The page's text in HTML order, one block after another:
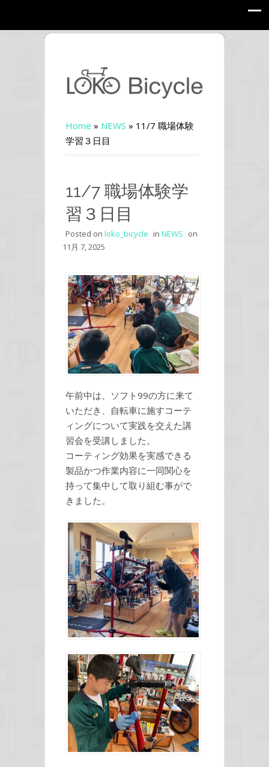
Home » NEWS » 11/7 職場体験
学習３日目
11/7 職場体験学
習３日目
Posted on loko_bicycle in NEWS on
11月 7, 2025
午前中は、ソフト99の方に来て
いただき、自転車に施すコーテ
ィングについて実践を交えた講
習会を受講しました。
コーティング効果を実感できる
製品かつ作業内容に一同関心を
持って集中して取り組む事がで
きました。